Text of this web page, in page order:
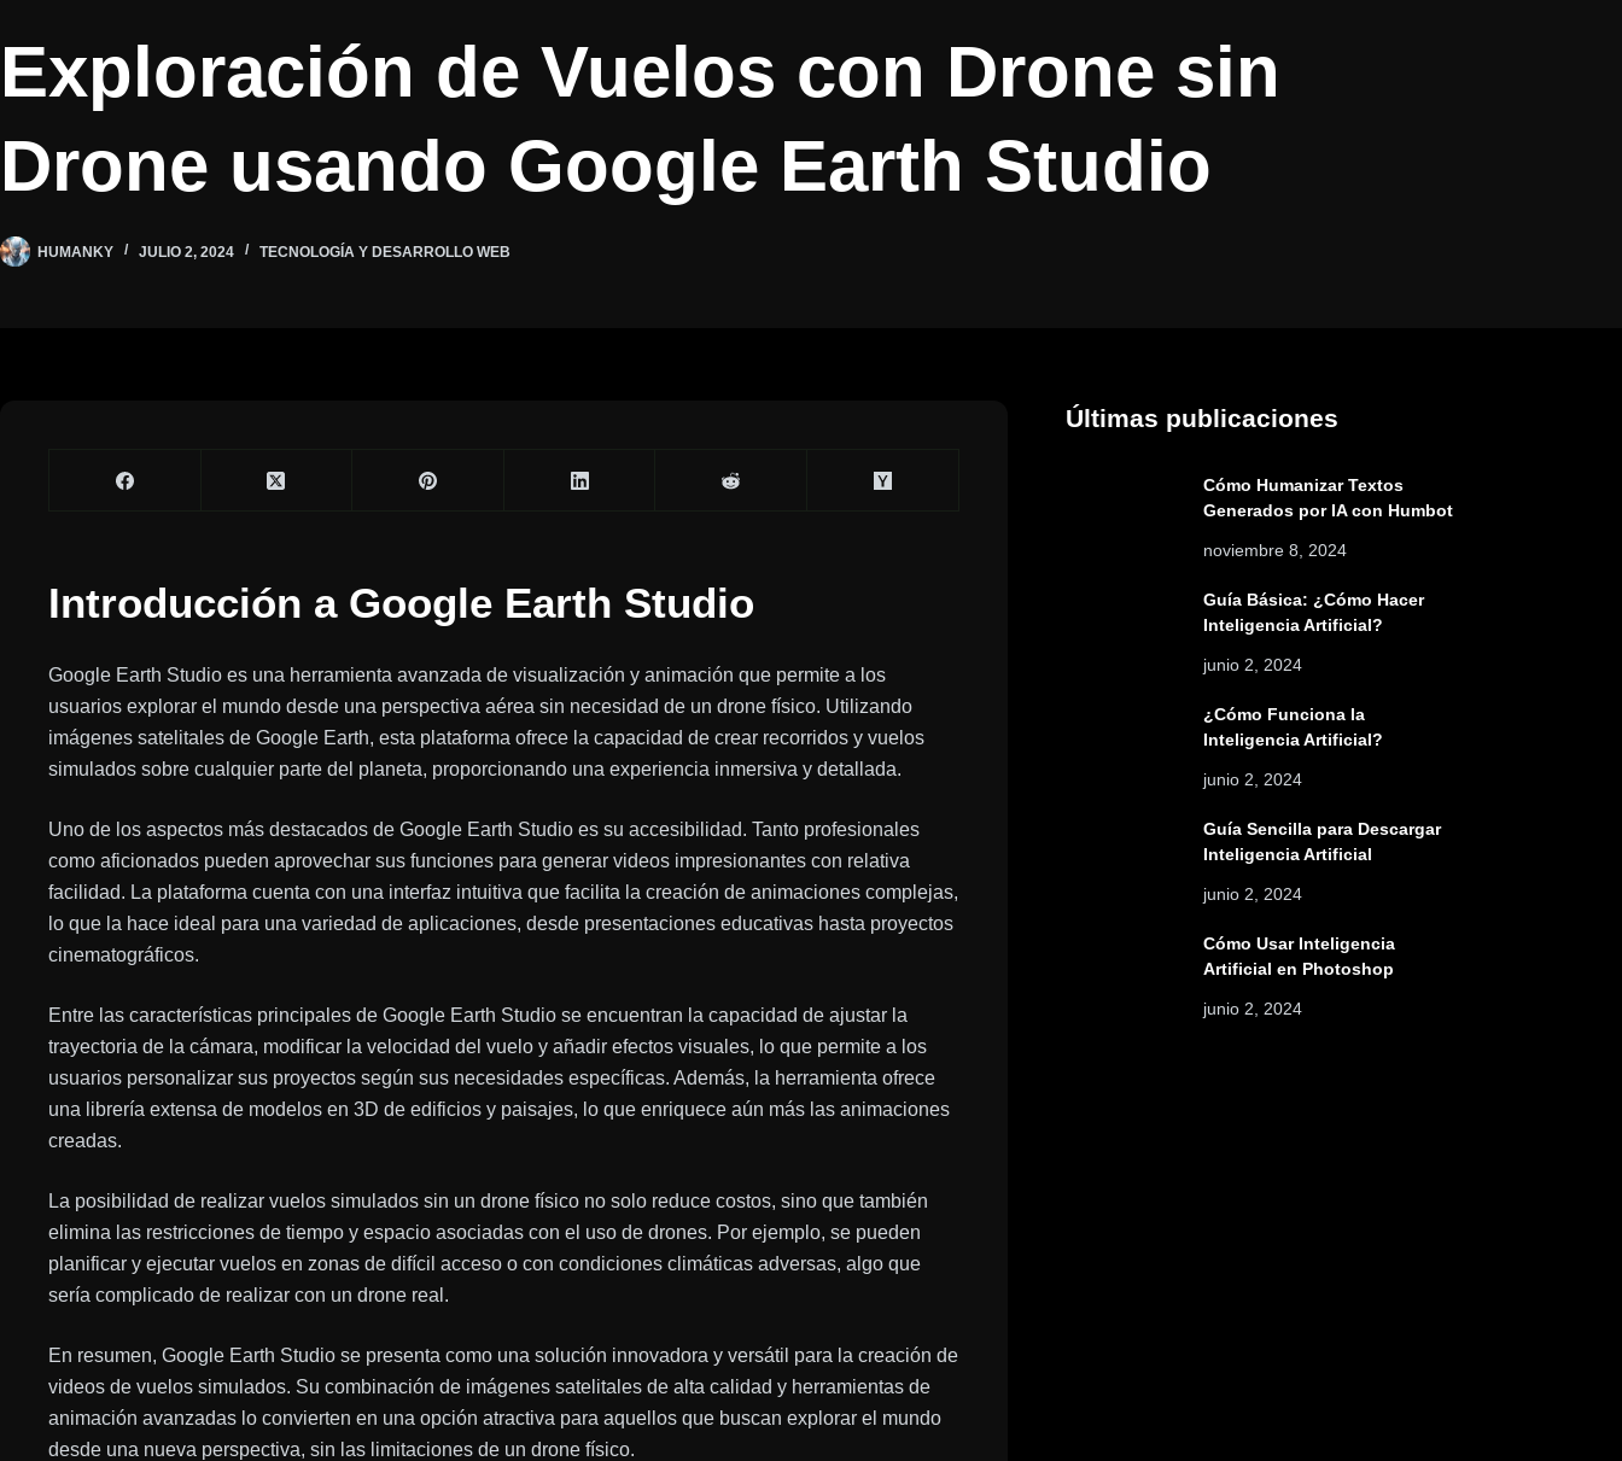
Exploración de Vuelos con Drone sin
Drone usando Google Earth Studio
HUMANKY JULIO 2, 2024 TECNOLOGÍA Y DESARROLLO WEB
Introducción a Google Earth Studio
Google Earth Studio es una herramienta avanzada de visualización y animación que permite a los
usuarios explorar el mundo desde una perspectiva aérea sin necesidad de un drone físico. Utilizando
imágenes satelitales de Google Earth, esta plataforma ofrece la capacidad de crear recorridos y vuelos
simulados sobre cualquier parte del planeta, proporcionando una experiencia inmersiva y detallada.
Uno de los aspectos más destacados de Google Earth Studio es su accesibilidad. Tanto profesionales
como aficionados pueden aprovechar sus funciones para generar videos impresionantes con relativa
facilidad. La plataforma cuenta con una interfaz intuitiva que facilita la creación de animaciones complejas,
lo que la hace ideal para una variedad de aplicaciones, desde presentaciones educativas hasta proyectos
cinematográficos.
Entre las características principales de Google Earth Studio se encuentran la capacidad de ajustar la
trayectoria de la cámara, modificar la velocidad del vuelo y añadir efectos visuales, lo que permite a los
usuarios personalizar sus proyectos según sus necesidades específicas. Además, la herramienta ofrece
una librería extensa de modelos en 3D de edificios y paisajes, lo que enriquece aún más las animaciones
creadas.
La posibilidad de realizar vuelos simulados sin un drone físico no solo reduce costos, sino que también
elimina las restricciones de tiempo y espacio asociadas con el uso de drones. Por ejemplo, se pueden
planificar y ejecutar vuelos en zonas de difícil acceso o con condiciones climáticas adversas, algo que
sería complicado de realizar con un drone real.
En resumen, Google Earth Studio se presenta como una solución innovadora y versátil para la creación de
videos de vuelos simulados. Su combinación de imágenes satelitales de alta calidad y herramientas de
animación avanzadas lo convierten en una opción atractiva para aquellos que buscan explorar el mundo
desde una nueva perspectiva, sin las limitaciones de un drone físico.
Últimas publicaciones
Cómo Humanizar Textos
Generados por IA con Humbot
noviembre 8, 2024
Guía Básica: ¿Cómo Hacer
Inteligencia Artificial?
junio 2, 2024
¿Cómo Funciona la
Inteligencia Artificial?
junio 2, 2024
Guía Sencilla para Descargar
Inteligencia Artificial
junio 2, 2024
Cómo Usar Inteligencia
Artificial en Photoshop
junio 2, 2024